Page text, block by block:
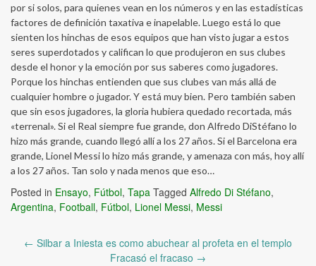
por si solos, para quienes vean en los números y en las estadísticas
factores de definición taxativa e inapelable. Luego está lo que
sienten los hinchas de esos equipos que han visto jugar a estos
seres superdotados y califican lo que produjeron en sus clubes
desde el honor y la emoción por sus saberes como jugadores.
Porque los hinchas entienden que sus clubes van más allá de
cualquier hombre o jugador. Y está muy bien. Pero también saben
que sin esos jugadores, la gloria hubiera quedado recortada, más
«terrenal». Si el Real siempre fue grande, don Alfredo DiStéfano lo
hizo más grande, cuando llegó allí a los 27 años. Si el Barcelona era
grande, Lionel Messi lo hizo más grande, y amenaza con más, hoy allí
a los 27 años. Tan solo y nada menos que eso…
Posted in Ensayo, Fútbol, Tapa Tagged Alfredo Di Stéfano,
Argentina, Football, Fútbol, Lionel Messi, Messi
Post
← Silbar a Iniesta es como abuchear al profeta en el templo
Fracasó el fracaso →